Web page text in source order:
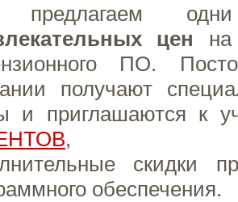
цен на
ПО.
получают
и приглашаются к
,
скидки
обеспечения.